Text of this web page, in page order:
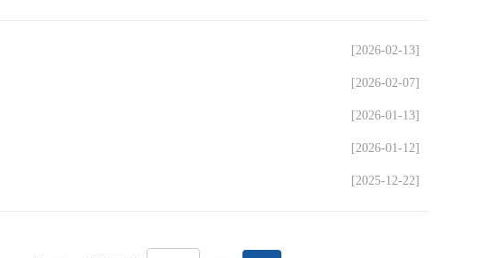
[2026-02-13]
[2026-02-07]
[2026-01-13]
[2026-01-12]
[2025-12-22]